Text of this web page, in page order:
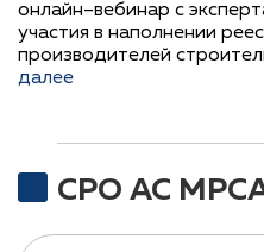
онлайн–вебинар с
участия в наполнении
производителей
далее
СРО АС